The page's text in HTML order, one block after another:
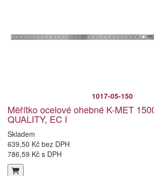
1017-05-150
Měřítko ocelové ohebné K-MET
QUALITY, EC I
Skladem
639,50 Kč bez DPH
786,59 Kč s DPH